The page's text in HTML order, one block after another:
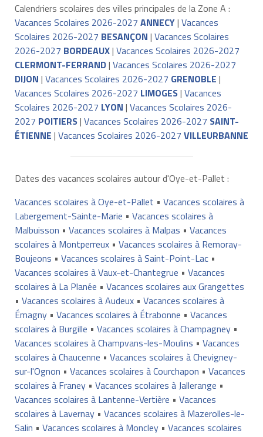
Calendriers scolaires des villes principales de la Zone A :
Vacances Scolaires 2026-2027 ANNECY| Vacances
Scolaires 2026-2027 BESANÇON | Vacances Scolaires
2026-2027 BORDEAUX| Vacances Scolaires 2026-2027
CLERMONT-FERRAND| Vacances Scolaires 2026-2027
DIJON | Vacances Scolaires 2026-2027 GRENOBLE |
Vacances Scolaires 2026-2027 LIMOGES| Vacances
Scolaires 2026-2027 LYON | Vacances Scolaires 2026-
2027 POITIERS| Vacances Scolaires 2026-2027 SAINT-
ÉTIENNE | Vacances Scolaires 2026-2027 VILLEURBANNE
Dates des vacances scolaires autour d'Oye-et-Pallet :
Vacances scolaires à Oye-et-Pallet • Vacances scolaires à
Labergement-Sainte-Marie • Vacances scolaires à
Malbuisson • Vacances scolaires à Malpas • Vacances
scolaires à Montperreux• Vacances scolaires à Remoray-
Boujeons • Vacances scolaires à Saint-Point-Lac•
Vacances scolaires à Vaux-et-Chantegrue • Vacances
scolaires à La Planée • Vacances scolaires aux Grangettes
• Vacances scolaires à Audeux• Vacances scolaires à
Émagny• Vacances scolaires à Étrabonne • Vacances
scolaires à Burgille • Vacances scolaires à Champagney•
Vacances scolaires à Champvans-les-Moulins • Vacances
scolaires à Chaucenne • Vacances scolaires à Chevigney-
sur-l'Ognon • Vacances scolaires à Courchapon • Vacances
scolaires à Franey• Vacances scolaires à Jallerange •
Vacances scolaires à Lantenne-Vertière • Vacances
scolaires à Lavernay• Vacances scolaires à Mazerolles-le-
Salin • Vacances scolaires à Moncley• Vacances scolaires